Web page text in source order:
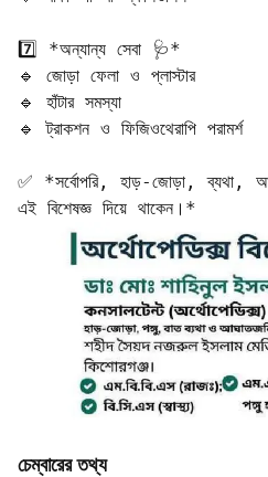
7️⃣ *অন্যান্য সেবা 🩺*
🔹 জোড়া ফেলা ও প্লাস্টার
🔹 হাঁটার সমস্যা
🔹 ট্রাকশন ও ফিজিওথেরাপি পরামর্শ
✅ *সর্বোপরি, হাড়-জোড়া, ব্যথা,
এই বিশেষজ্ঞ দিয়ে থাকেন।*
চেম্বারের তথ্য